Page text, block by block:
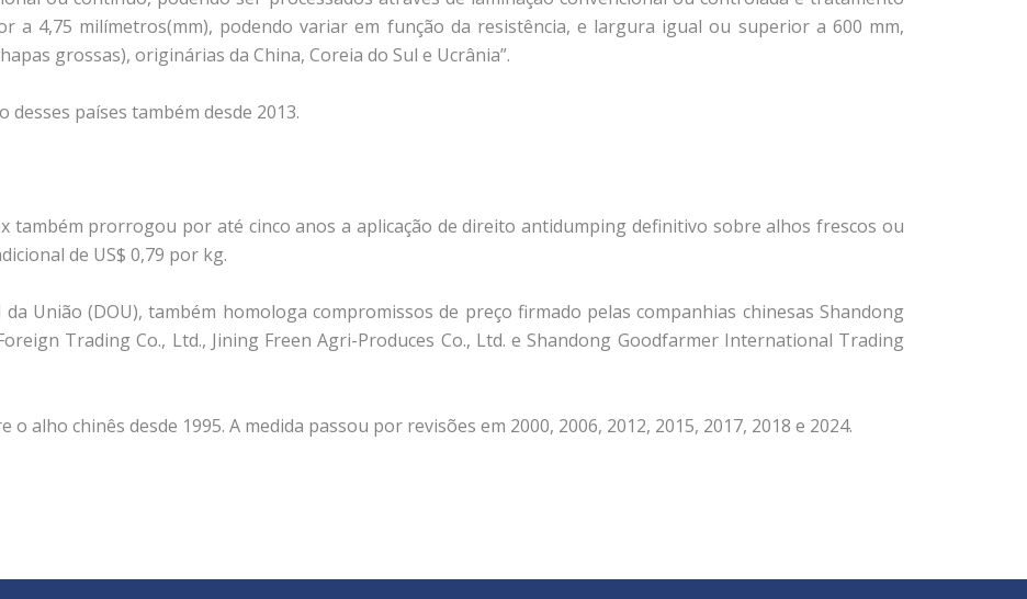
a 4,75 milímetros(mm), podendo variar em função da resistência, e largura igual ou superior a 600 mm,
grossas), originárias da China, Coreia do Sul e Ucrânia”.
países também desde 2013.
também prorrogou por até cinco anos a aplicação de direito antidumping definitivo sobre alhos frescos ou
de US$ 0,79 por kg.
União (DOU), também homologa compromissos de preço firmado pelas companhias chinesas Shandong
Trading Co., Ltd., Jining Freen Agri-Produces Co., Ltd. e Shandong Goodfarmer International Trading
alho chinês desde 1995. A medida passou por revisões em 2000, 2006, 2012, 2015, 2017, 2018 e 2024.